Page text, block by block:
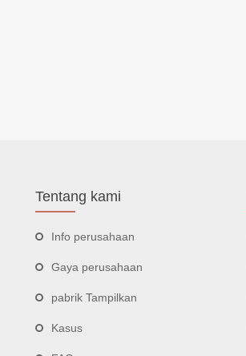
Tentang kami
Info perusahaan
Gaya perusahaan
pabrik Tampilkan
Kasus